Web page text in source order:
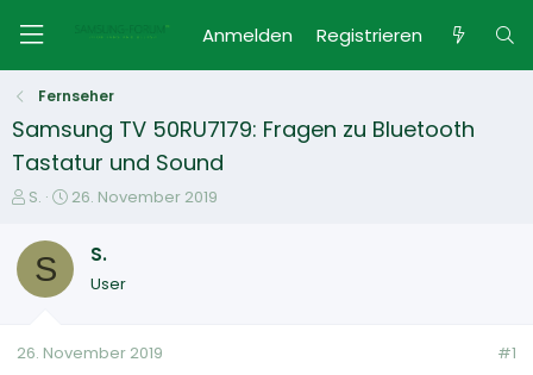
Anmelden Registrieren
Fernseher
Samsung TV 50RU7179: Fragen zu Bluetooth
Tastatur und Sound
E
s
e
e
S.
E
t
t
26. November 2019
S S.
User
26. November 2019 #1